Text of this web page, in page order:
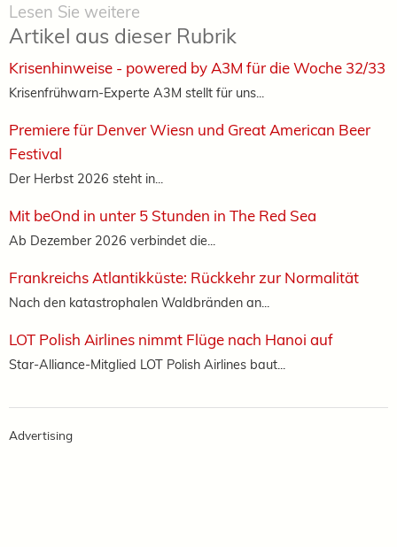
Lesen Sie weitere
Artikel aus dieser Rubrik
Krisenhinweise - powered by A3M für die Woche 32/33
Krisenfrühwarn-Experte A3M stellt für uns...
Premiere für Denver Wiesn und Great American Beer
Festival
Der Herbst 2026 steht in...
Mit beOnd in unter 5 Stunden in The Red Sea
Ab Dezember 2026 verbindet die...
Frankreichs Atlantikküste: Rückkehr zur Normalität
Nach den katastrophalen Waldbränden an...
LOT Polish Airlines nimmt Flüge nach Hanoi auf
Star-Alliance-Mitglied LOT Polish Airlines baut...
Advertising